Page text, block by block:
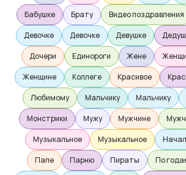
Бабушке
Брату Видео поздравления
Девочке
Девочке Девушке
Дочери
Единороги Жене
Женщине
Коллеге Красивое
Любимому
Мальчику Мальчику
Монстрики
Мужу Мужчине
Музыкальное
Музыкальное
Папе
Парню Пираты По